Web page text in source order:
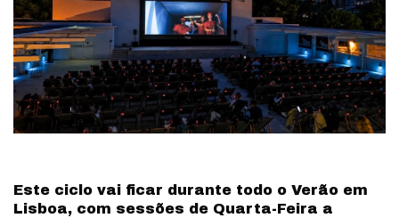
Este ciclo vai ficar durante todo o Verão em
Lisboa, com sessões de Quarta-Feira a